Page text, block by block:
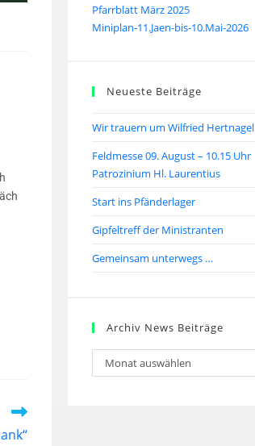
Pfarrblatt März 2025
Miniplan-11.Jaen-bis-10.Mai-2026
Neueste Beiträge
Wir trauern um Wilfried Hertnagel
Feldmesse 09. August – 10.15 Uhr
Patrozinium Hl. Laurentius
Start ins Pfänderlager
Gipfeltreff der Ministranten
Gemeinsam unterwegs …
Archiv News Beiträge
Monat auswählen